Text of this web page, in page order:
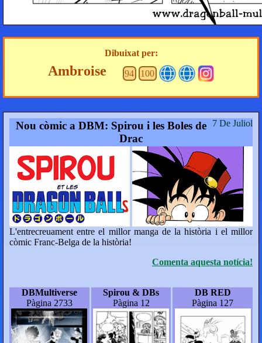
Dibuixat per:
Ambroise 94 100
7 De Juliol
Nou còmic a DBM: Spirou i les Boles de
Drac
L'entrecreuament entre el millor manga de la història i el millor
còmic Franc-Belga de la història!
Comenta aquesta notícia!
DBMultiverse
Pàgina 2733
Spirou & DBs
Pàgina 12
DB RED
Pàgina 127